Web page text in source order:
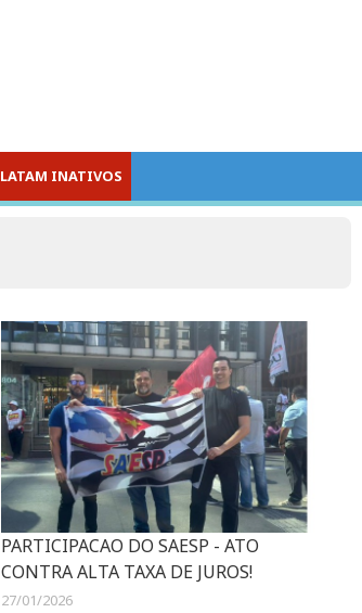
LATAM INATIVOS
PARTICIPACAO DO SAESP - ATO
CONTRA ALTA TAXA DE JUROS!
27/01/2026